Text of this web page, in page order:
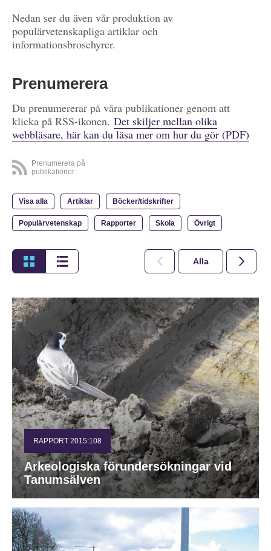
Nedan ser du även vår produktion av
populärvetenskapliga artiklar och
informationsbroschyrer.
Prenumerera
Du prenumererar på våra publikationer genom att
klicka på RSS-ikonen. Det skiljer mellan olika
webbläsare, här kan du läsa mer om hur du gör (PDF)
Prenumerera på
publikationer
Visa alla Artiklar Böcker/tidskrifter
Populärvetenskap Rapporter Skola Övrigt
Alla 2026
RAPPORT 2015:108
Arkeologiska förundersökningar vid
Tanumsälven